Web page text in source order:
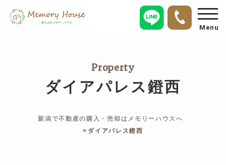
Menu
Property
ダイアパレス鐙西
新潟で不動産の購入・売却はメモリーハウスへ
ダイアパレス鐙西